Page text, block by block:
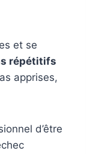
et se
répétitifs
apprises,
d’être